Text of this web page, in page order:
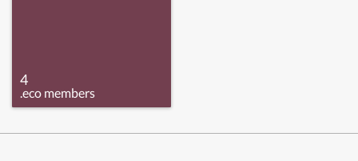
4
.eco members